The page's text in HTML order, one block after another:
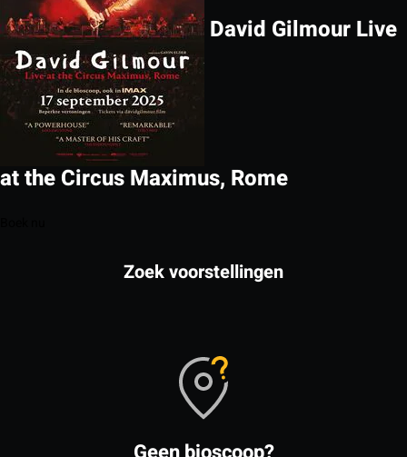
David Gilmour Live
at the Circus Maximus, Rome
Zoek voorstellingen